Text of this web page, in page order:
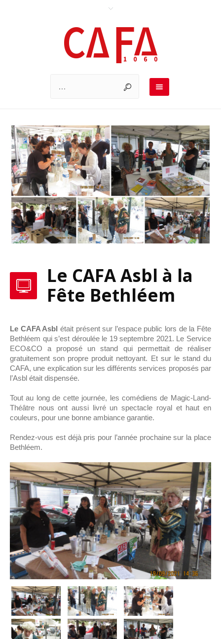
Le CAFA Asbl à la
Fête Bethléem
Le CAFA Asbl était présent sur l’espace public lors de la Fête
Bethléem qui s’est déroulée le 19 septembre 2021. Le Service
ECO&CO a proposé un stand qui permettait de réaliser
gratuitement son propre produit nettoyant. Et sur le stand du
CAFA, une explication sur les différents services proposés par
l’Asbl était dispensée.
Tout au long de cette journée, les comédiens de Magic-Land-
Théâtre nous ont aussi livré un spectacle royal et haut en
couleurs, pour une bonne ambiance garantie.
Rendez-vous est déjà pris pour l’année prochaine sur la place
Bethléem.